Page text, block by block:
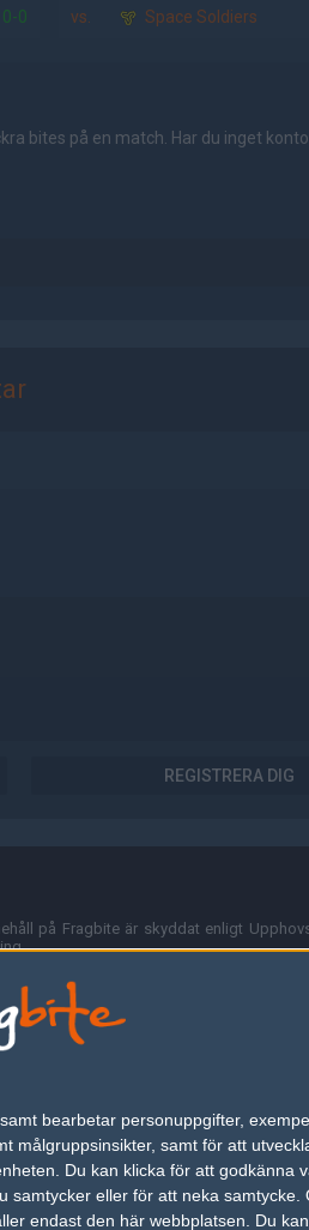
bearbetar personuppgifter,
samt för att
Du kan klicka för att
samtycker eller för att neka samtycke.
endast den här webbplatsen. Du
0-0 vs. Space Soldiers
bites på en match. Har du inget
REGISTRERA DIG
på Fragbite är skyddat enligt
representerar varje enskild skribent
av Fredric Bohlin. För frågor rörande sajten
för att spara användarspecifik
statistik. För att slippa cookies kan
finns här på grund av lagen om